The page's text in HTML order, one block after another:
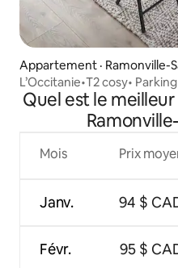
Appartement · Ramonville-
L’Occitanie•T2 cosy•
Quel est le
Mois
Janv.
Févr.
Prix
94 $
95 $